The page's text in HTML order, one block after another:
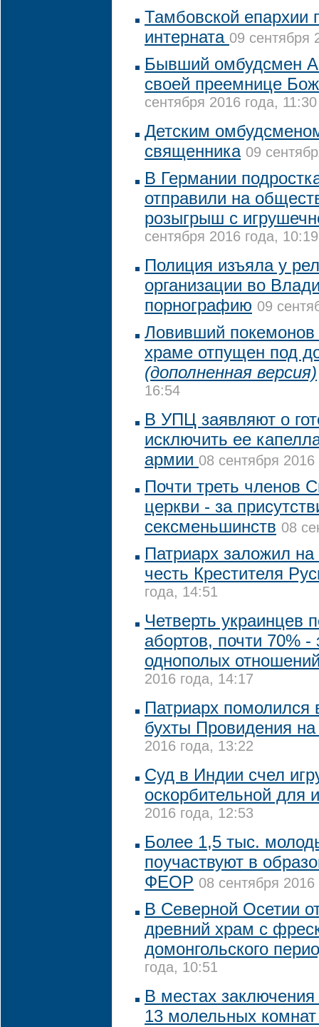
Тамбовской епархии
интерната 09 сентября
Бывший омбудсмен
своей преемнице
сентября 2016 года, 11:30
Детским
священника 09
В Германии
отправили на
розыгрыш с
сентября 2016 года, 10:19
Полиция изъяла у
организации во
порнографию 09
Ловивший покемонов
храме отпущен под
(дополненная версия)
16:54
В УПЦ заявляют о
исключить ее
армии 08 сентября
Почти треть членов
церкви - за
сексменьшинств 08
Патриарх заложил
честь Крестителя
года, 14:51
Четверть украинцев
абортов, почти 70% -
однополых
2016 года, 14:17
Патриарх помолился
бухты Провидения на
2016 года, 13:22
Суд в Индии счел
оскорбительной для
2016 года, 12:53
Более 1,5 тыс.
поучаствуют в
ФЕОР 08 сентября
В Северной Осетии
древний храм с
домонгольского
года, 10:51
В местах заключения
13 молельных